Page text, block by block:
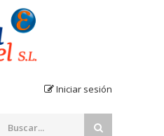
Iniciar sesión